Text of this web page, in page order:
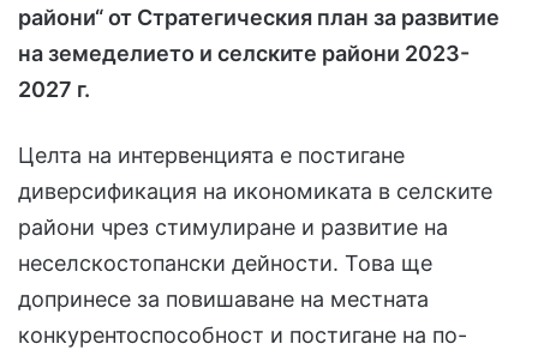
райони“ от Стратегическия план за развитие
на земеделието и селските райони 2023-
2027 г.
Целта на интервенцията е постигане
диверсификация на икономиката в селските
райони чрез стимулиране и развитие на
неселскостопански дейности. Това ще
допринесе за повишаване на местната
конкурентоспособност и постигане на по-